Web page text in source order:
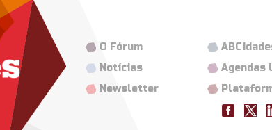
Agendas
O Fórum
Notícias
Newsletter